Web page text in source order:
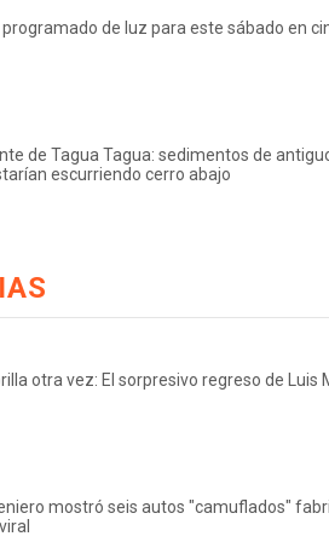
de luz para este sábado en
de Tagua Tagua: sedimentos de
escurriendo cerro abajo
otra vez: El sorpresivo regreso de Luis
mostró seis autos "camuflados"